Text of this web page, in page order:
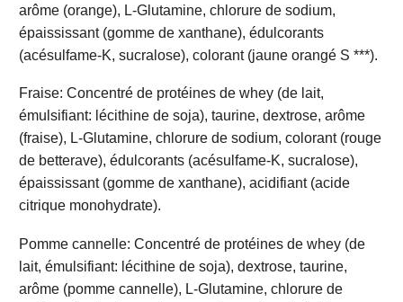
arôme (orange), L-Glutamine, chlorure de sodium,
épaississant (gomme de xanthane), édulcorants
(acésulfame-K, sucralose), colorant (jaune orangé S ***).
Fraise: Concentré de protéines de whey (de lait,
émulsifiant: lécithine de soja), taurine, dextrose, arôme
(fraise), L-Glutamine, chlorure de sodium, colorant (rouge
de betterave), édulcorants (acésulfame-K, sucralose),
épaississant (gomme de xanthane), acidifiant (acide
citrique monohydrate).
Pomme cannelle: Concentré de protéines de whey (de
lait, émulsifiant: lécithine de soja), dextrose, taurine,
arôme (pomme cannelle), L-Glutamine, chlorure de